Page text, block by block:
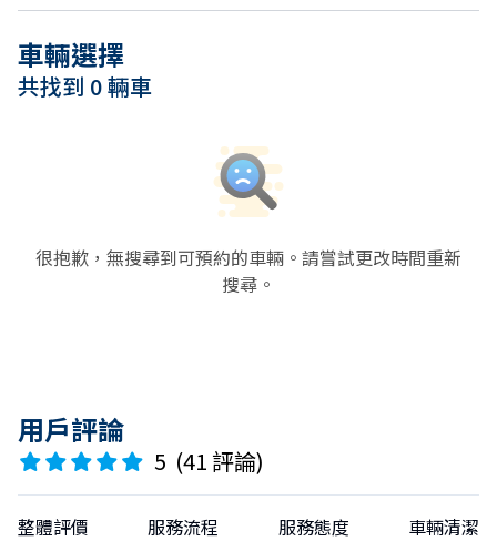
・那霸機場恕無法指定為取車或還車地點。
・如需了解詳細安排，請透過 LINE 與我們聯繫確認。
🆔 LINE ID
Thank you for choosing FIRE RENTAL CAR!
We are committed to making your Okinawa trip as
convenient and worry-free as possible by providing
official LINE chat anytime. Whether it’s
Okinawa, we’ll get back to you as soon
as possible!
🔗 Add us on LINE:
https://lin.ee/oe14M3o 🆔 LINE ID:
@942vsbwc
【A Note on Communication】 Please
your trip and ensure everything goes
smoothly. Don't hesitate to reach out! 🙌
💬 Contact us anytime via official LINE!
車輛選擇
共找到 0 輛車
很抱歉，無搜尋到可預約的車輛。請嘗試更改時間重新
搜尋。
用戶評論
5 (41 評論)
整體評價
服務流程
服務態度
車輛清潔